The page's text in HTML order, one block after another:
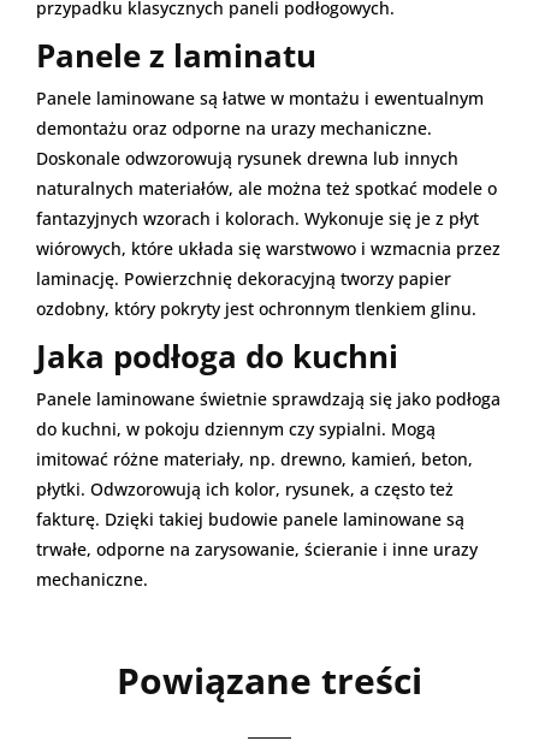
przypadku klasycznych paneli podłogowych.
Panele z laminatu
Panele laminowane są łatwe w montażu i ewentualnym
demontażu oraz odporne na urazy mechaniczne.
Doskonale odwzorowują rysunek drewna lub innych
naturalnych materiałów, ale można też spotkać modele o
fantazyjnych wzorach i kolorach. Wykonuje się je z płyt
wiórowych, które układa się warstwowo i wzmacnia przez
laminację. Powierzchnię dekoracyjną tworzy papier
ozdobny, który pokryty jest ochronnym tlenkiem glinu.
Jaka podłoga do kuchni
Panele laminowane świetnie sprawdzają się jako podłoga
do kuchni, w pokoju dziennym czy sypialni. Mogą
imitować różne materiały, np. drewno, kamień, beton,
płytki. Odwzorowują ich kolor, rysunek, a często też
fakturę. Dzięki takiej budowie panele laminowane są
trwałe, odporne na zarysowanie, ścieranie i inne urazy
mechaniczne.
Powiązane treści